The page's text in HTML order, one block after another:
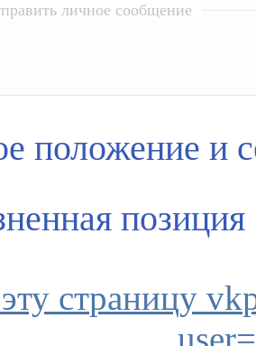
личное сообщение
положение и
позиция
страницу